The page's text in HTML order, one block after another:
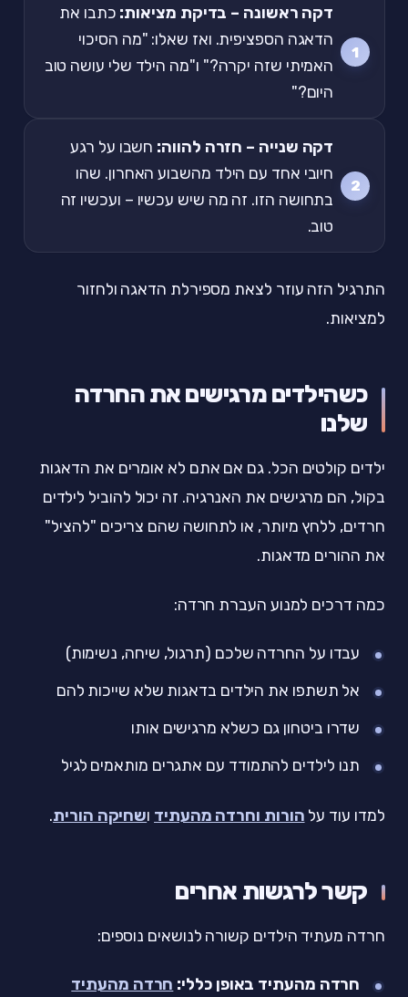
דקה ראשונה – בדיקת מציאות: כתבו את
הדאגה הספציפית. ואז שאלו: "מה הסיכוי
האמיתי שזה יקרה?" ו"מה הילד שלי עושה טוב
היום?"
דקה שנייה – חזרה להווה: חשבו על רגע
חיובי אחד עם הילד מהשבוע האחרון. שהו
בתחושה הזו. זה מה שיש עכשיו – ועכשיו זה
טוב.
התרגיל הזה עוזר לצאת מספירלת הדאגה ולחזור
למציאות.
כשהילדים מרגישים את החרדה
שלנו
ילדים קולטים הכל. גם אם אתם לא אומרים את הדאגות
בקול, הם מרגישים את האנרגיה. זה יכול להוביל לילדים
חרדים, ללחץ מיותר, או לתחושה שהם צריכים "להציל"
את ההורים מדאגות.
כמה דרכים למנוע העברת חרדה:
עבדו על החרדה שלכם (תרגול, שיחה, נשימות)
אל תשתפו את הילדים בדאגות שלא שייכות להם
שדרו ביטחון גם כשלא מרגישים אותו
תנו לילדים להתמודד עם אתגרים מותאמים לגיל
למדו עוד על הורות וחרדה מהעתיד ושחיקה הורית.
קשר לרגשות אחרים
חרדה מעתיד הילדים קשורה לנושאים נוספים:
חרדה מהעתיד באופן כללי: חרדה מהעתיד